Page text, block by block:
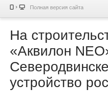
Полная версия сайта
На
«Аквилон
устройство